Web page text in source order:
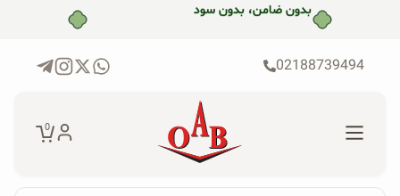
بدون ضامن، بدون سود
02188739494
0